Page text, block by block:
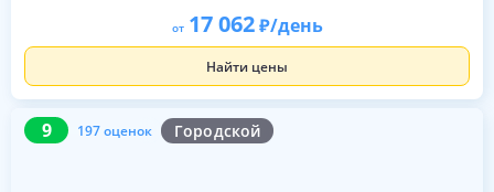
от 17 062 /день
Найти цены
9 197 оценок Городской
9 197 оценок